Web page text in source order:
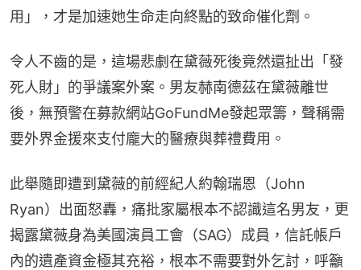
用」，才是加速她生命走向終點的致命催化劑。
令人不齒的是，這場悲劇在黛薇死後竟然還扯出「發
死人財」的爭議案外案。男友赫南德茲在黛薇離世
後，無預警在募款網站GoFundMe發起眾籌，聲稱需
要外界金援來支付龐大的醫療與葬禮費用。
此舉隨即遭到黛薇的前經紀人約翰瑞恩（John
Ryan）出面怒轟，痛批家屬根本不認識這名男友，更
揭露黛薇身為美國演員工會（SAG）成員，信託帳戶
內的遺產資金極其充裕，根本不需要對外乞討，呼籲